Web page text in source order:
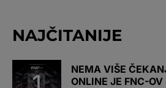
NAJČITANIJE
NEMA VIŠE
ONLINE JE FNC-OV